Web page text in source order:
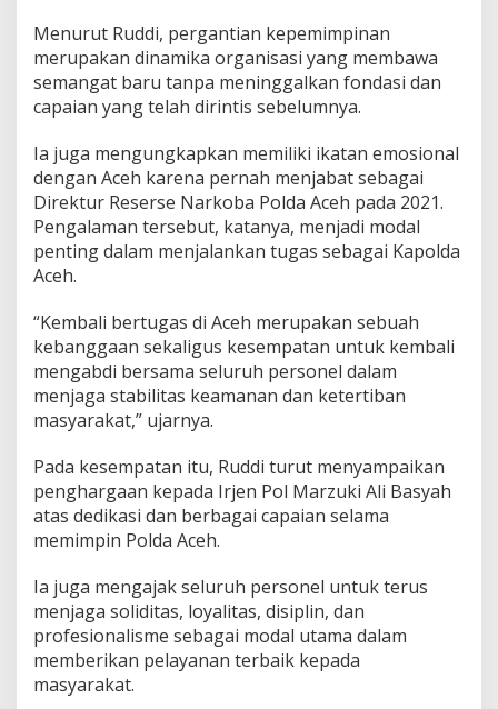
Menurut Ruddi, pergantian kepemimpinan
merupakan dinamika organisasi yang membawa
semangat baru tanpa meninggalkan fondasi dan
capaian yang telah dirintis sebelumnya.
Ia juga mengungkapkan memiliki ikatan emosional
dengan Aceh karena pernah menjabat sebagai
Direktur Reserse Narkoba Polda Aceh pada 2021.
Pengalaman tersebut, katanya, menjadi modal
penting dalam menjalankan tugas sebagai Kapolda
Aceh.
“Kembali bertugas di Aceh merupakan sebuah
kebanggaan sekaligus kesempatan untuk kembali
mengabdi bersama seluruh personel dalam
menjaga stabilitas keamanan dan ketertiban
masyarakat,” ujarnya.
Pada kesempatan itu, Ruddi turut menyampaikan
penghargaan kepada Irjen Pol Marzuki Ali Basyah
atas dedikasi dan berbagai capaian selama
memimpin Polda Aceh.
Ia juga mengajak seluruh personel untuk terus
menjaga soliditas, loyalitas, disiplin, dan
profesionalisme sebagai modal utama dalam
memberikan pelayanan terbaik kepada
masyarakat.